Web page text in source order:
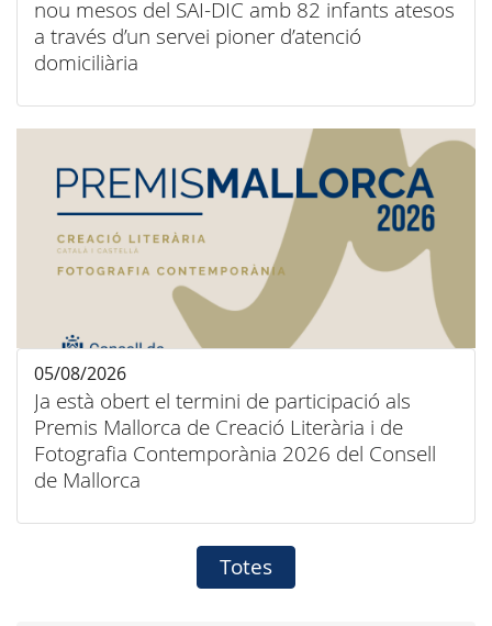
nou mesos del SAI-DIC amb 82 infants atesos
a través d’un servei pioner d’atenció
domiciliària
Ja està obert el termini de participació als
Premis Mallorca de Creació Literària i de
Fotografia Contemporània 2026 del Consell
de Mallorca
05/08/2026
Totes